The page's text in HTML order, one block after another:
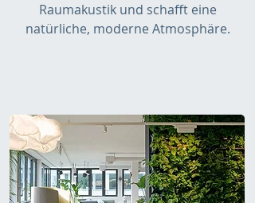
Raumakustik und schafft eine
natürliche, moderne Atmosphäre.